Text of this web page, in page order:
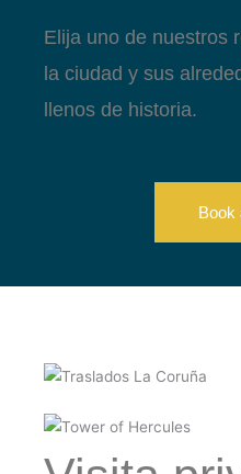
Elija uno de nuestros
la ciudad y sus
llenos de historia.
Book